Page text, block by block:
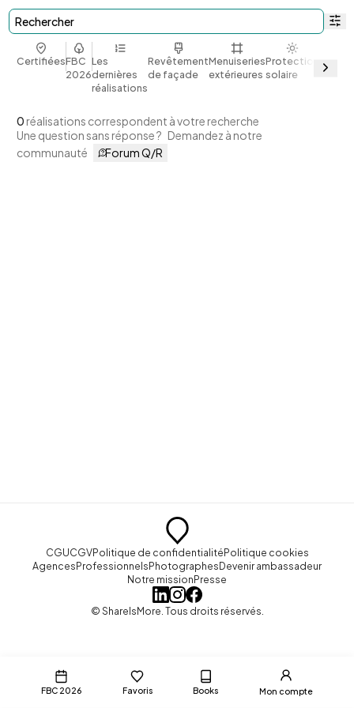
FBC 2026 Favoris Books Mon compte
Rechercher
CertifiéesFBC
2026
Les
dernières
réalisations
Revêtement
de façade
Menuiseries
extérieures
Protection
solaire
Bio et
0 réalisations correspondent à votre recherche
Une question sans réponse ? Demandez à notre
communauté
Forum Q/R
CGUCGVPolitique de confidentialitéPolitique cookies
AgencesProfessionnelsPhotographesDevenir ambassadeur
Notre missionPresse
© ShareIsMore. Tous droits réservés.